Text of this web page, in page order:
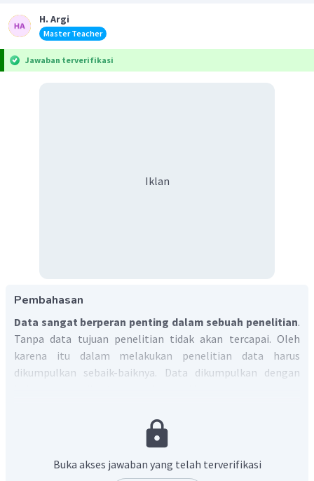
H. Argi
Master Teacher
Jawaban terverifikasi
Iklan
Pembahasan
Data sangat berperan penting dalam sebuah penelitian.
Tanpa data tujuan penelitian tidak akan tercapai. Oleh
karena itu dalam melakukan penelitian data harus
dikumpulkan sebaik-baiknya. Data dikumpulkan dengan
dibutuhkan dalam penelitian perilaku masyarakat
dalam mengelola lingkungan alam adalah cara
sekitar tempat tinggal, dan cara mengolah lahan
Buka akses jawaban yang telah terverifikasi